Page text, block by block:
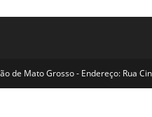
de Mato Grosso - Endereço: Rua